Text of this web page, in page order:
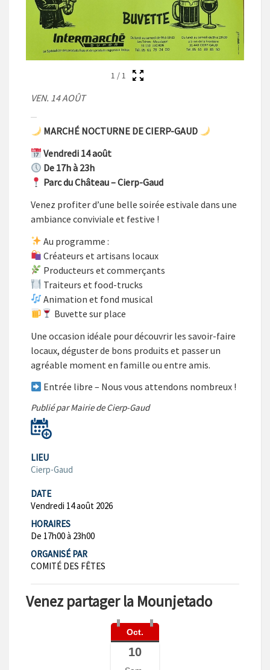
1 /1
VEN. 14 AOÛT
MARCHÉ NOCTURNE DE CIERP-GAUD
Vendredi 14 août
De 17h à 23h
Parc du Château – Cierp-Gaud
Venez profiter d’une belle soirée estivale dans une
ambiance conviviale et festive !
Au programme :
Créateurs et artisans locaux
Producteurs et commerçants
Traiteurs et food-trucks
Animation et fond musical
Buvette sur place
Une occasion idéale pour découvrir les savoir-faire
locaux, déguster de bons produits et passer un
agréable moment en famille ou entre amis.
Entrée libre – Nous vous attendons nombreux !
Publié par Mairie de Cierp-Gaud
LIEU
Cierp-Gaud
DATE
Vendredi 14 août 2026
HORAIRES
De 17h00 à 23h00
ORGANISÉ PAR
COMITÉ DES FÊTES
Venez partager la Mounjetado
Oct.
10